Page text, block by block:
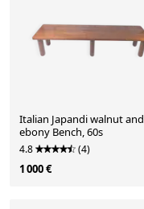
Italian Japandi walnut and
ebony Bench, 60s
4.8 (4)
1 000 €